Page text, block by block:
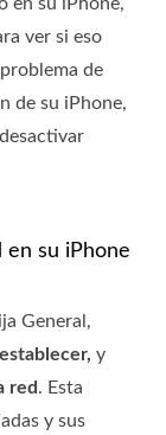
en su iPhone,
ver si eso
de
de su iPhone,
en su iPhone
General,
y
red. Esta
y sus